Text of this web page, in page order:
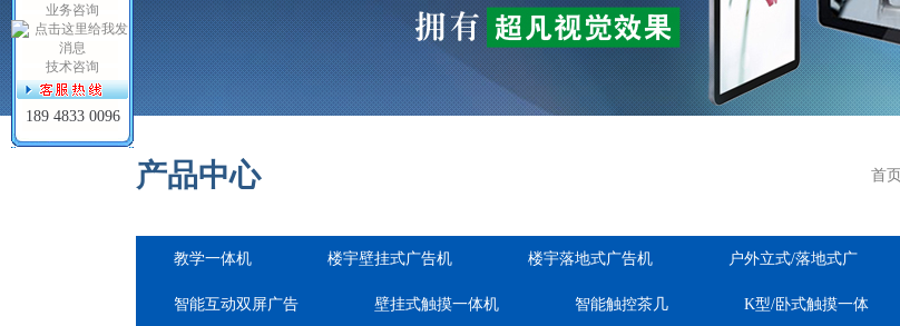
产品中心 首页
教学一体机 楼宇壁挂式广告机 楼宇落地式广告机 户外立式/落地式广
智能互动双屏广告 壁挂式触摸一体机 智能触控茶几 K型/卧式触摸一体
业务咨询
技术咨询
189 4833 0096